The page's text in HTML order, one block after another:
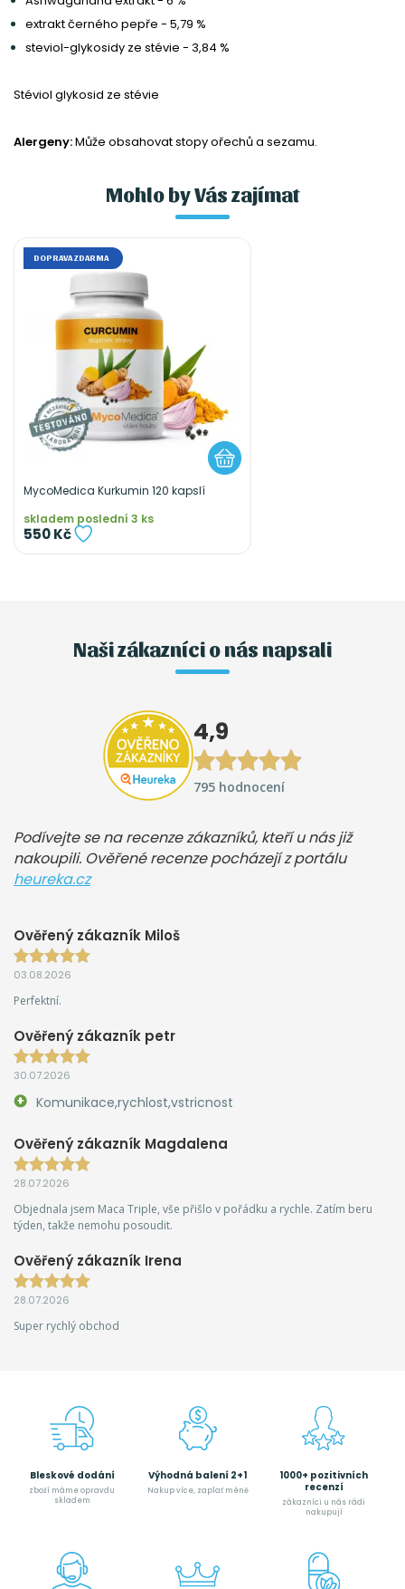
extrakt černého pepře - 5,79 %
steviol-glykosidy ze stévie - 3,84 %
Stéviol glykosid ze stévie
Alergeny:Může obsahovat stopy ořechů a sezamu.
Mohlo by Vás zajímat
DOPRAVA ZDARMA
MycoMedica Kurkumin 120 kapslí
skladem poslední 3 ks
550 Kč
Naši zákazníci o nás napsali
4,9
795 hodnocení
Podívejte se na recenze zákazníků, kteří u nás již
nakoupili. Ověřené recenze pocházejí z portálu
heureka.cz
Ověřený zákazník Miloš
03.08.2026
Perfektní.
Ověřený zákazník petr
30.07.2026
Komunikace,rychlost,vstricnost
Ověřený zákazník Magdalena
28.07.2026
Objednala jsem Maca Triple, vše přišlo v pořádku a rychle. Zatím beru
týden, takže nemohu posoudit.
Ověřený zákazník Irena
28.07.2026
Super rychlý obchod
Bleskové dodání
zboží máme opravdu
skladem
Výhodná balení 2+1
Nakup více, zaplať méně
1000+ pozitivních
recenzí
zákazníci u nás rádi
nakupují